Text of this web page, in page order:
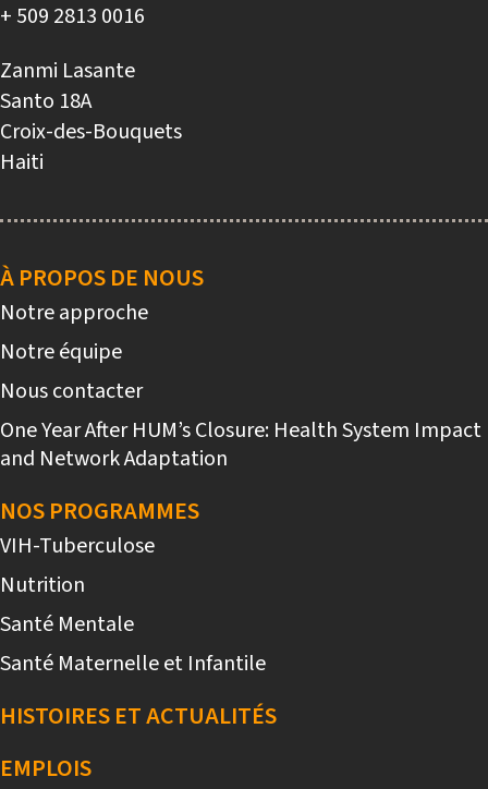
+ 509 2813 0016
Zanmi Lasante
Santo 18A
Croix-des-Bouquets
Haiti
navigation
À PROPOS DE NOUS
Notre approche
Notre équipe
Nous contacter
One Year After HUM’s Closure: Health System Impact
and Network Adaptation
NOS PROGRAMMES
VIH-Tuberculose
Nutrition
Santé Mentale
Santé Maternelle et Infantile
HISTOIRES ET ACTUALITÉS
EMPLOIS